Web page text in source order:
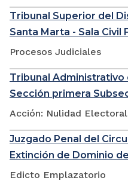
Tribunal Superior del
Santa Marta - Sala Civil
Procesos Judiciales
Tribunal Administrativo
Sección primera
Acción: Nulidad Electoral
Juzgado Penal del
Extinción de Dominio
Edicto Emplazatorio